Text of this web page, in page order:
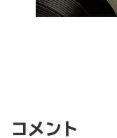
コメント